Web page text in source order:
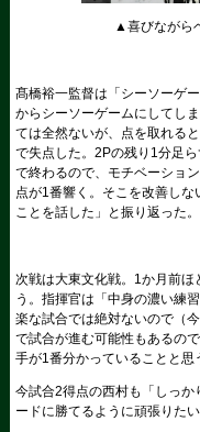
▲喜びながら
髙橋裕一監督は「シーソーゲ
からシーソーゲームにしてし
ては全然ないが、点を取れる
で失点した。2Pの残り1分足
で終わるので、モチベーショ
点が1番響く。そこを改善し
ことを話した」と振り返った。
次戦は大東文化戦。1か月前
う。指揮官は「中身の濃い練
楽な試合では絶対ないので（
で試合が進む可能性もあるの
手が1番分かっていることと思
今試合2得点の西村も「しっ
ードに勝てるように頑張りた